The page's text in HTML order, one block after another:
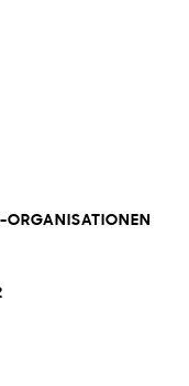
ORGANISATIONEN